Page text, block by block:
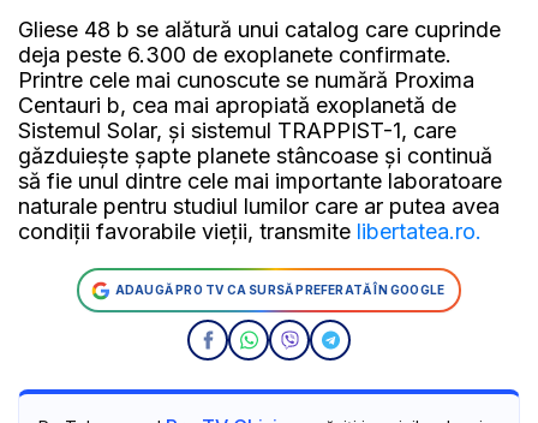
Gliese 48 b se alătură unui catalog care cuprinde
deja peste 6.300 de exoplanete confirmate.
Printre cele mai cunoscute se numără Proxima
Centauri b, cea mai apropiată exoplanetă de
Sistemul Solar, și sistemul TRAPPIST-1, care
găzduiește șapte planete stâncoase și continuă
să fie unul dintre cele mai importante laboratoare
naturale pentru studiul lumilor care ar putea avea
condiții favorabile vieții, transmite libertatea.ro.
ADAUGĂ PRO TV CA SURSĂ PREFERATĂ ÎN GOOGLE